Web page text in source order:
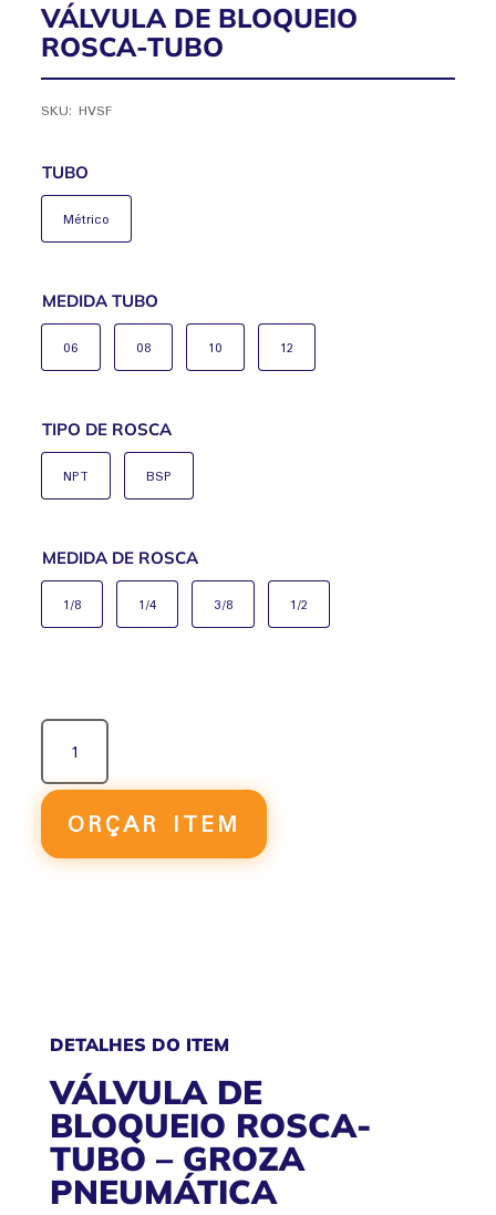
VÁLVULA DE BLOQUEIO
ROSCA-TUBO
SKU:HVSF
TUBO
Métrico
MEDIDA TUBO
06 08 10 12
TIPO DE ROSCA
NPT BSP
MEDIDA DE ROSCA
1/8 1/4 3/8 1/2
VÁLVULA
BLOQUEIO
ROSCA-
TUBO
QUANTIDADE
ORÇAR ITEM
DETALHES DO ITEM
VÁLVULA DE
BLOQUEIO ROSCA-
TUBO – GROZA
PNEUMÁTICA